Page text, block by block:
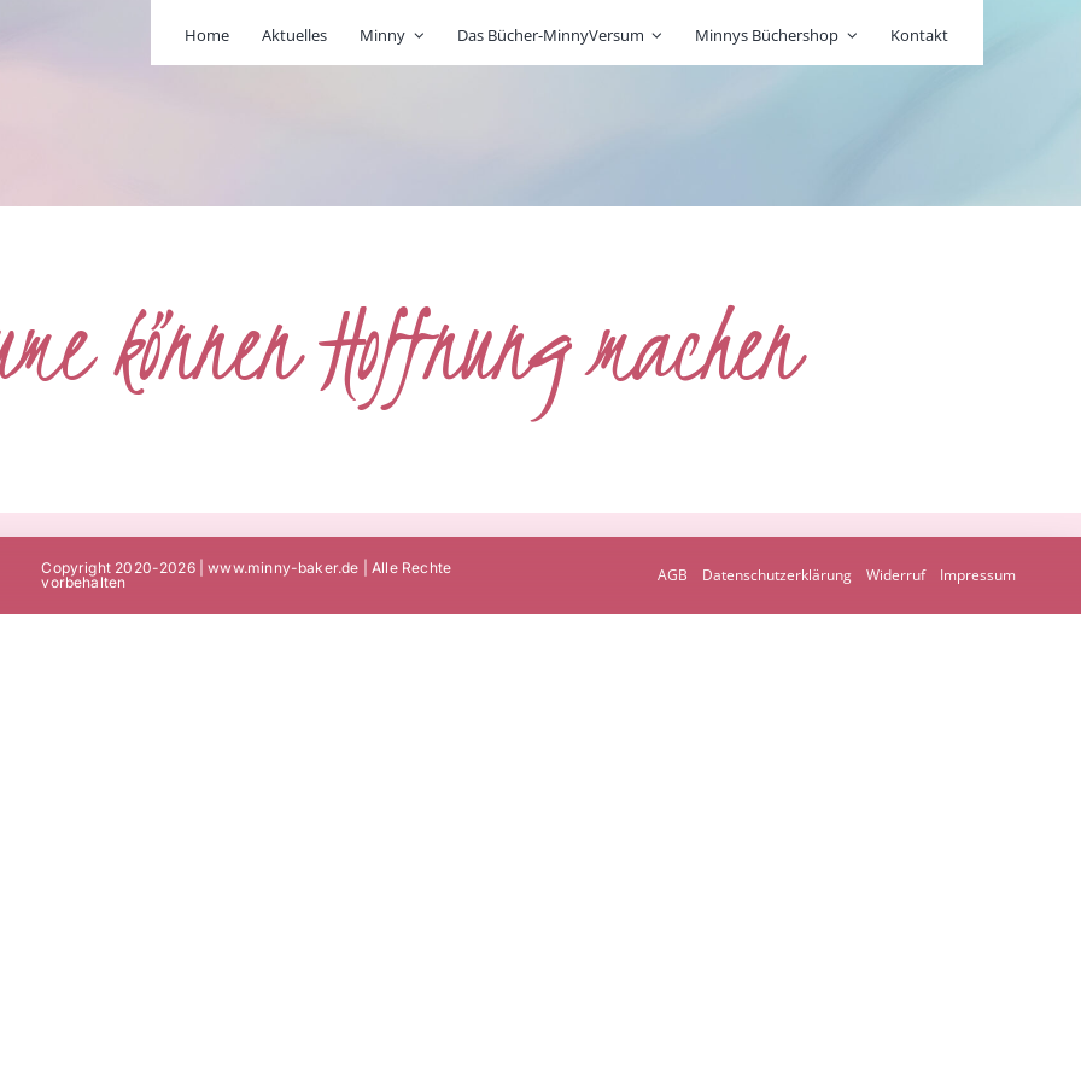
Home Aktuelles Minny Das Bücher-MinnyVersum Minnys Büchershop Kontakt
können Hoffnung machen
Copyright 2020-2026 | www.minny-baker.de | Alle Rechte
vorbehalten
AGB Datenschutzerklärung Widerruf Impressum